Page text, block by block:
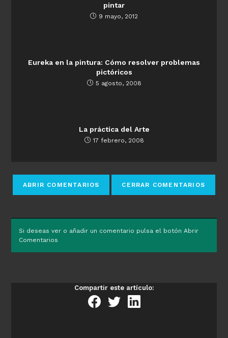
pintar
9 mayo, 2012
Eureka en la pintura: Cómo resolver problemas
pictóricos
5 agosto, 2008
La práctica del Arte
17 febrero, 2008
Si deseas ver o añadir un comentario pulsa el botón Abrir
Comentarios
Compartir este artículo: